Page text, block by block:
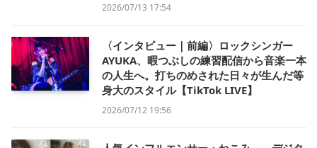
2026/07/13 17:54
〈インタビュー｜前編〉ロックシンガー
AYUKA、暇つぶしの練習配信から音楽一本
の人生へ。打ちのめされた日々が生んだ等
身大のスタイル【TikTok LIVE】
2026/07/12 19:56